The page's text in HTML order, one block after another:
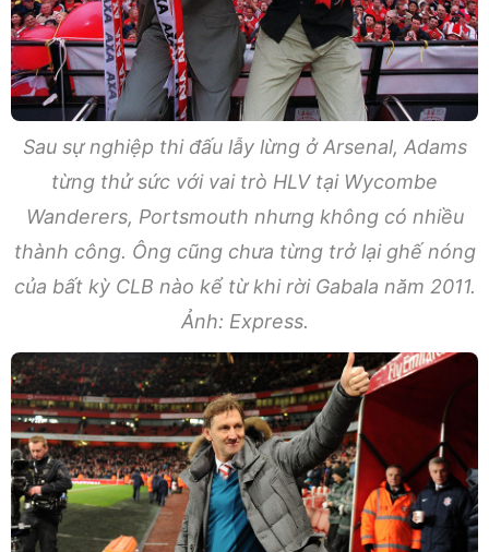
Sau sự nghiệp thi đấu lẫy lừng ở Arsenal, Adams
từng thử sức với vai trò HLV tại Wycombe
Wanderers, Portsmouth nhưng không có nhiều
thành công. Ông cũng chưa từng trở lại ghế nóng
của bất kỳ CLB nào kể từ khi rời Gabala năm 2011.
Ảnh: Express.